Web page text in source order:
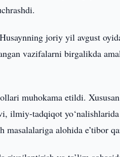
joriy yil avgust
vazifalarni birgalikda
muhokama etildi.
ilmiy-tadqiqot yo‘nalishlarida
alohida e’tibor